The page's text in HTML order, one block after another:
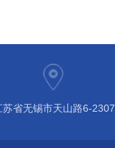
苏省无锡市天山路6-2307